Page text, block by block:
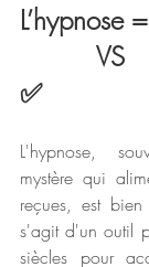
L’hypnose
VS
✅
L'hypnose,
mystère qui
reçues, est
s'agit d'un outil
siècles pour